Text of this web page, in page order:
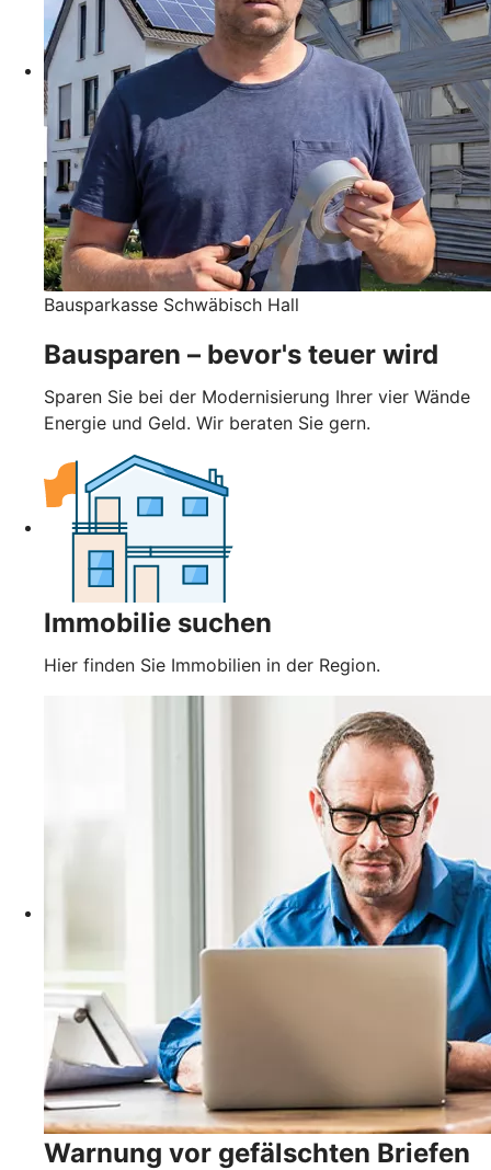
Bausparkasse Schwäbisch Hall
Bausparen – bevor's teuer wird
Sparen Sie bei der Modernisierung Ihrer vier Wände
Energie und Geld. Wir beraten Sie gern.
Immobilie suchen
Hier finden Sie Immobilien in der Region.
Warnung vor gefälschten Briefen